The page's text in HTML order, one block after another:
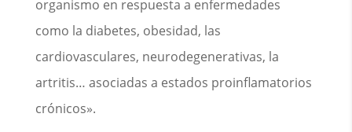
organismo en respuesta a enfermedades
como la diabetes, obesidad, las
cardiovasculares, neurodegenerativas, la
artritis… asociadas a estados proinflamatorios
crónicos».